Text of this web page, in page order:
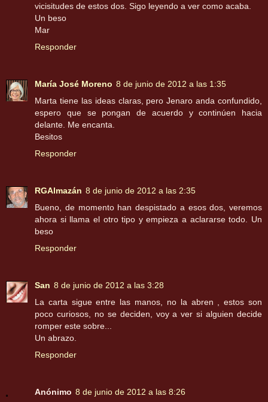
vicisitudes de estos dos. Sigo leyendo a ver como acaba.
Un beso
Mar
Responder
María José Moreno 8 de junio de 2012 a las 1:35
Marta tiene las ideas claras, pero Jenaro anda confundido,
espero que se pongan de acuerdo y continúen hacia
delante. Me encanta.
Besitos
Responder
RGAlmazán 8 de junio de 2012 a las 2:35
Bueno, de momento han despistado a esos dos, veremos
ahora si llama el otro tipo y empieza a aclararse todo. Un
beso
Responder
San 8 de junio de 2012 a las 3:28
La carta sigue entre las manos, no la abren , estos son
poco curiosos, no se deciden, voy a ver si alguien decide
romper este sobre...
Un abrazo.
Responder
Anónimo 8 de junio de 2012 a las 8:26